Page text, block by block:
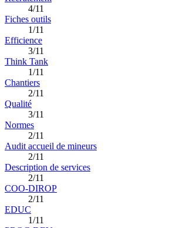
4/11
Fiches outils
1/11
Efficience
3/11
Think Tank
1/11
Chantiers
2/11
Qualité
3/11
Normes
2/11
Audit accueil de mineurs
2/11
Description de services
2/11
COO-DIROP
2/11
EDUC
1/11